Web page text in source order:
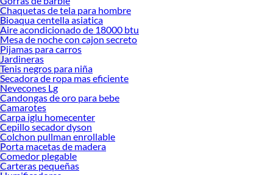
Chaquetas de tela para hombre
Bioaqua centella asiatica
Aire acondicionado de 18000 btu
Mesa de noche con cajon secreto
Pijamas para carros
Jardineras
Tenis negros para niña
Secadora de ropa mas eficiente
Nevecones Lg
Candongas de oro para bebe
Camarotes
Carpa iglu homecenter
Cepillo secador dyson
Colchon pullman enrollable
Porta macetas de madera
Comedor plegable
Carteras pequeñas